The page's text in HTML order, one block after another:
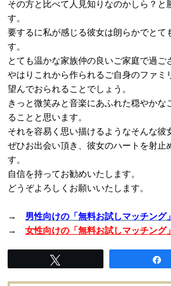
その方と比べて人見知りなのかしら？と
す。
要するに私が感じる彼女は朗らかでとて
す。
とても温かな家族仲の良いご家庭で過ご
やはりこれから作られるご自身のファミ
望んでおられることでしょう。
きっと微笑みと音楽にあふれた穏やかな
ることと思います。
それを容易く思い描けるようなそんな彼
ぜひお出会い頂き、彼女のハートを射止
す。
自信を持ってお勧めいたします。
どうぞよろしくお願いいたします。
→ 男性向けの「無料お試しマッチング
→女性向けの「無料お試しマッチング